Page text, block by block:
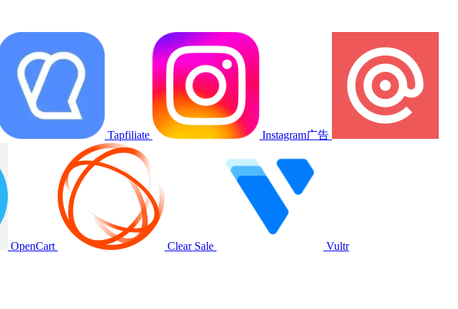
Tapfiliate Instagram广告
OpenCart Clear Sale Vultr